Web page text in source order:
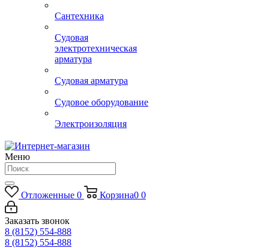
Сантехника
Судовая
электротехническая
арматура
Судовая арматура
Судовое оборудование
Электроизоляция
Меню
Отложенные 0 Корзина0 0
Заказать звонок
8 (8152) 554-888
8 (8152) 554-888